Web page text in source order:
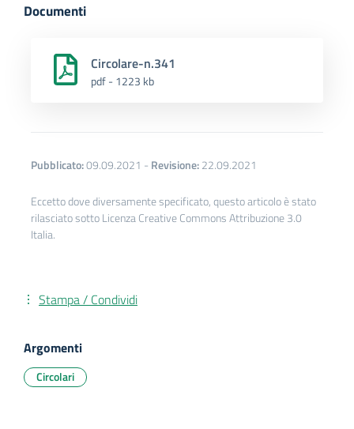
Documenti
Circolare-n.341
pdf - 1223 kb
Pubblicato:09.09.2021 - Revisione:22.09.2021
Eccetto dove diversamente specificato, questo articolo è stato
rilasciato sotto Licenza Creative Commons Attribuzione 3.0
Italia.
Stampa / Condividi
Argomenti
Circolari